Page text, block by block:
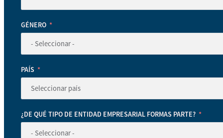
GÉNERO
PAÍS
¿DE QUÉ TIPO DE ENTIDAD EMPRESARIAL FORMAS PARTE?